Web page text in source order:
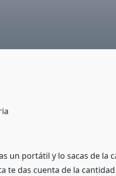
un portátil y lo sacas de la
te das cuenta de la